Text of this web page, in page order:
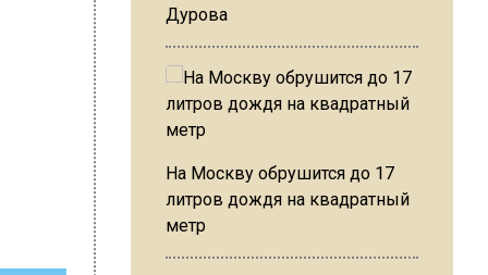
Дурова
На Москву обрушится до 17
литров дождя на квадратный
метр